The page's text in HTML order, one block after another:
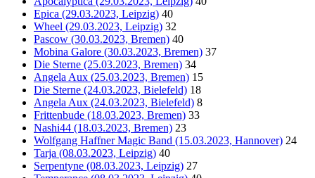
Epica (29.03.2023, Leipzig) 40
Wheel (29.03.2023, Leipzig) 32
Pascow (30.03.2023, Bremen) 40
Mobina Galore (30.03.2023, Bremen) 37
Die Sterne (25.03.2023, Bremen) 34
Angela Aux (25.03.2023, Bremen) 15
Die Sterne (24.03.2023, Bielefeld) 18
Angela Aux (24.03.2023, Bielefeld) 8
Frittenbude (18.03.2023, Bremen) 33
Nashi44 (18.03.2023, Bremen) 23
Wolfgang Haffner Magic Band (15.03.2023, Hannover) 24
Tarja (08.03.2023, Leipzig) 40
Serpentyne (08.03.2023, Leipzig) 27